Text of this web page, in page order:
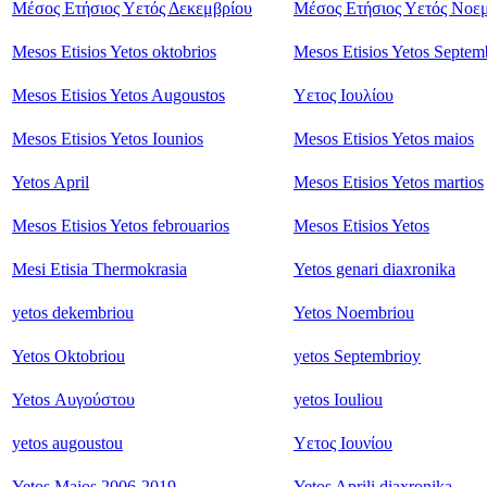
Μέσος Ετήσιος Υετός Δεκεμβρίου Μέσος Ετήσιος Υετός
Mesos Etisios Yetos oktobrios Mesos Etisios Yetos
Mesos Etisios Yetos Augoustos Υετος Ιουλίου
Mesos Etisios Yetos Iounios Mesos Etisios Yetos maios
Yetos April Mesos Etisios Yetos martios
Mesos Etisios Yetos febrouarios Mesos Etisios Yetos
Mesi Etisia Thermokrasia Yetos genari diaxronika
yetos dekembriou Yetos Noembriou
Yetos Oktobriou yetos Septembrioy
Yetos Αυγούστου yetos Iouliou
yetos augoustou Υετος Ιουνίου